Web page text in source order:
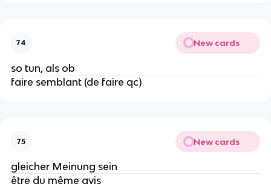
74 New cards
so tun, als ob
faire semblant (de faire qc)
75 New cards
gleicher Meinung sein
être du même avis